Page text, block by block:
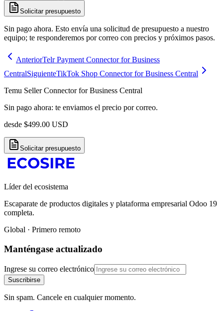
Solicitar presupuesto
Sin pago ahora. Esto envía una solicitud de presupuesto a nuestro
equipo; te responderemos por correo con precios y próximos pasos.
AnteriorTelr Payment Connector for Business
CentralSiguienteTikTok Shop Connector for Business Central
Temu Seller Connector for Business Central
Sin pago ahora: te enviamos el precio por correo.
desde $499.00 USD
Solicitar presupuesto
Líder del ecosistema
Escaparate de productos digitales y plataforma empresarial Odoo 19
completa.
Global · Primero remoto
Manténgase actualizado
Ingrese su correo electrónico
Suscribirse
Sin spam. Cancele en cualquier momento.